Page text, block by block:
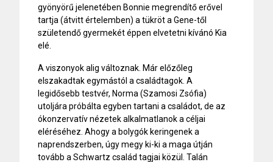
gyönyörű jelenetében Bonnie megrendítő erővel
tartja (átvitt értelemben) a tükröt a Gene-től
születendő gyermekét éppen elvetetni kívánó Kia
elé.
A viszonyok alig változnak. Már előzőleg
elszakadtak egymástól a családtagok. A
legidősebb testvér, Norma (Szamosi Zsófia)
utoljára próbálta egyben tartani a családot, de az
ókonzervatív nézetek alkalmatlanok a céljai
eléréséhez. Ahogy a bolygók keringenek a
naprendszerben, úgy megy ki-ki a maga útján
tovább a Schwartz család tagjai közül. Talán